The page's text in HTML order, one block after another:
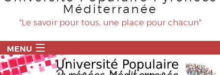
Méditerranée
"Le savoir pour tous, une place pour chacun"
MENU
ACCUEIL